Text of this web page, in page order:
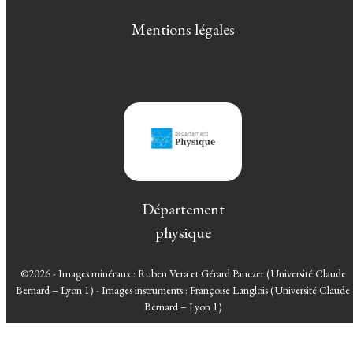
Mentions légales
Département
physique
©2026 - Images minéraux : Ruben Vera et Gérard Panczer (Université Claude
Bernard – Lyon 1) - Images instruments : Françoise Langlois (Université Claude
Bernard – Lyon 1)